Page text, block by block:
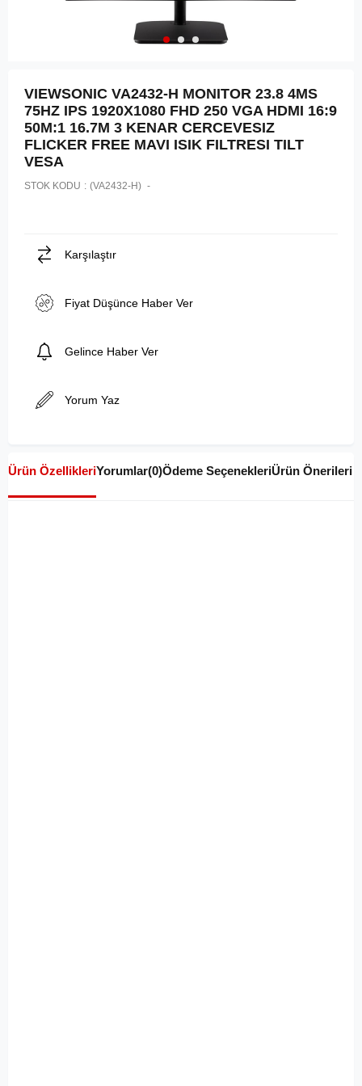
VIEWSONIC VA2432-H MONITOR 23.8 4MS
75HZ IPS 1920X1080 FHD 250 VGA HDMI 16:9
50M:1 16.7M 3 KENAR CERCEVESIZ
FLICKER FREE MAVI ISIK FILTRESI TILT
VESA
STOK KODU (VA2432-H)
Karşılaştır
Fiyat Düşünce Haber Ver
Gelince Haber Ver
Yorum Yaz
Ürün ÖzellikleriYorumlar(0)Ödeme SeçenekleriÜrün Önerileri